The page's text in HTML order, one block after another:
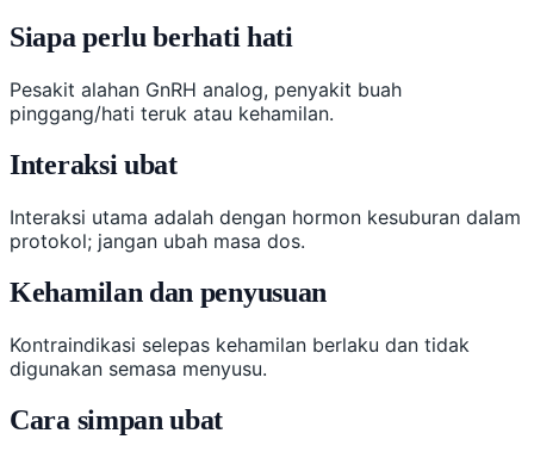
Siapa perlu berhati hati
Pesakit alahan GnRH analog, penyakit buah
pinggang/hati teruk atau kehamilan.
Interaksi ubat
Interaksi utama adalah dengan hormon kesuburan dalam
protokol; jangan ubah masa dos.
Kehamilan dan penyusuan
Kontraindikasi selepas kehamilan berlaku dan tidak
digunakan semasa menyusu.
Cara simpan ubat